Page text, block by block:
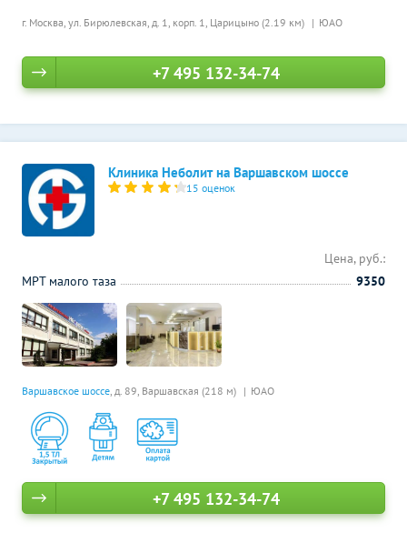
г. Москва, ул. Бирюлевская, д. 1, корп. 1, Царицыно (2.19 км) ЮАО
+7 495 132-34-74
Клиника Неболит на Варшавском шоссе
15 оценок
Варшавское шоссе, д. 89, Варшавская (218 м) ЮАО
Цена, руб.:
МРТ малого таза
9350
+7 495 132-34-74